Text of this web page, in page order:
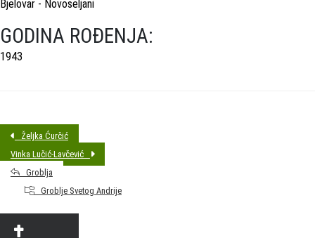
Bjelovar - Novoseljani
GODINA ROĐENJA:
1943
Željka Ćurčić
Vinka Lučić-Lavčević
Groblja
Groblje Svetog Andrije